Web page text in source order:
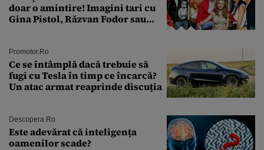
doar o amintire! Imagini tari cu
Gina Pistol, Răzvan Fodor sau
Promotor.ro
Ce se întâmplă dacă trebuie să
fugi cu Tesla în timp ce încarcă?
Un atac armat reaprinde discuția
Descopera.ro
Este adevărat că inteligența
oamenilor scade?